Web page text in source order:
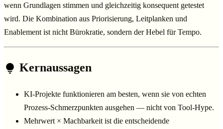
wenn Grundlagen stimmen und gleichzeitig konsequent getestet
wird. Die Kombination aus Priorisierung, Leitplanken und
Enablement ist nicht Bürokratie, sondern der Hebel für Tempo.
Kernaussagen
KI-Projekte funktionieren am besten, wenn sie von echten
Prozess-Schmerzpunkten ausgehen — nicht von Tool-Hype.
Mehrwert × Machbarkeit ist die entscheidende